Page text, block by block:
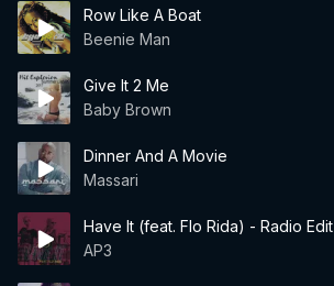
Row Like A Boat
Beenie Man
Give It 2 Me
Baby Brown
Dinner And A Movie
Massari
Have It (feat. Flo Rida) - Radio Edit
AP3